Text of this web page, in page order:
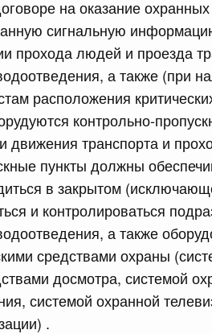
на оказание
сигнальную
прохода людей и проезда
а также (при
расположения
контрольно-
движения транспорта и
пункты должны
в закрытом
и контролироваться
а также
средствами охраны
досмотра, системой
системой охранной
.
Национальные проекты
к ним Поиск